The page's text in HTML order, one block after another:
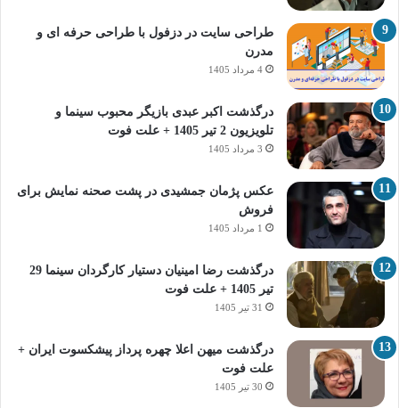
طراحی سایت در دزفول با طراحی حرفه‌ ای و
مدرن
4 مرداد 1405
درگذشت اکبر عبدی بازیگر محبوب سینما و
تلویزیون 2 تیر 1405 + علت فوت
3 مرداد 1405
عکس پژمان جمشیدی در پشت صحنه نمایش برای
فروش
1 مرداد 1405
درگذشت رضا امینیان دستیار کارگردان سینما 29
تیر 1405 + علت فوت
31 تیر 1405
درگذشت میهن اعلا چهره پرداز پیشکسوت ایران +
علت فوت
30 تیر 1405